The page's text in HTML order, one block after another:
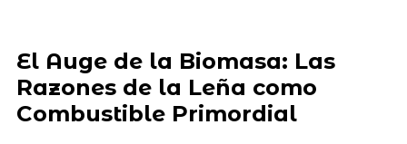
El Auge de la Biomasa: Las
Razones de la Leña como
Combustible Primordial